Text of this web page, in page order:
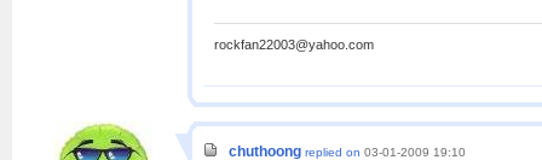
rockfan22003@yahoo.com
chuthoong replied on 03-01-2009 19:10